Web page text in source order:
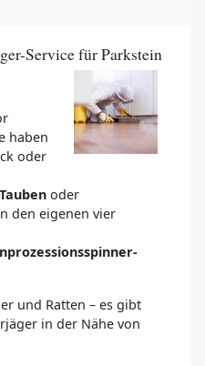
Service für Parkstein
haben
oder
Tauben oder
den eigenen vier
und Ratten – es gibt
in der Nähe von